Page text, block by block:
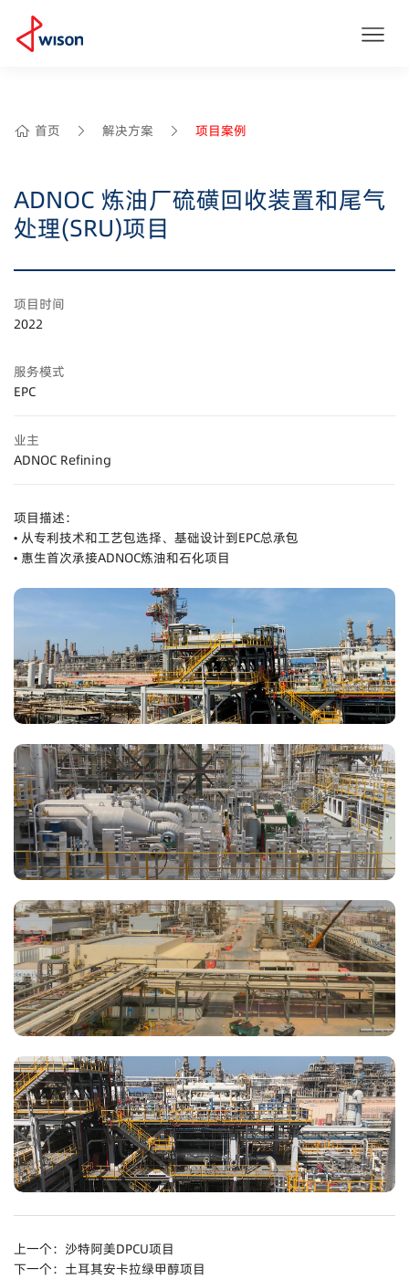
首页 解决方案 项目案例
ADNOC 炼油厂硫磺回收装置和尾气
处理(SRU)项目
项目时间
2022
服务模式
EPC
业主
ADNOC Refining
项目描述：
• 从专利技术和工艺包选择、基础设计到EPC总承包
• 惠生首次承接ADNOC炼油和石化项目
上一个：沙特阿美DPCU项目
下一个：土耳其安卡拉绿甲醇项目